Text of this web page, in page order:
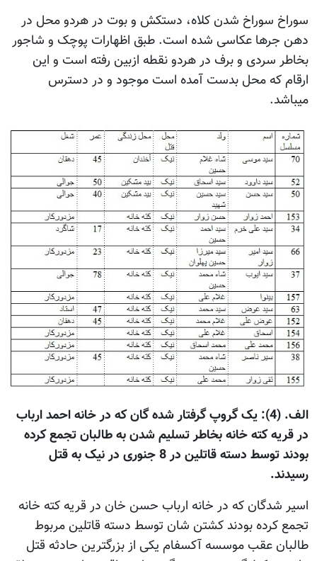
سوراخ سوراخ شدن کلاه، دستکش و بوت در هردو محل در
دهن جرها عکاسی شده است. طبق اظهارات پوچک و شاجور
بخاطر سردی و برف در هردو نقطه ازبین رفته است و این
ارقام که محل بدست آمده است موجود و در دسترس
میباشد.
الف. (4): یک گروپ گرفتار شده گان که در خانه احمد ارباب
در قریه کته خانه بخاطر تسلیم شدن به طالبان تجمع کرده
بودند توسط دسته قاتلین در 8 جنوری در نیک به قتل
رسیدند.
اسیر شدگان که در خانه ارباب حسن خان در قریه کته خانه
تجمع کرده بودند کشتن شان توسط دسته قاتلین مربوط
طالبان عقب موسسه آکسفام یکی از بزرگترین حادثه قتل